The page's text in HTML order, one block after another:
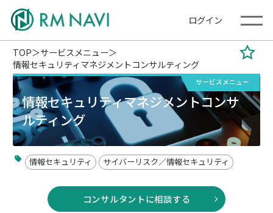
ログイン
TOP
サービスメニュー
情報セキュリティマネジメントコンサルティング
サービスメニュー
情報セキュリティマネジメントコンサ
ルティング
情報セキュリティ サイバーリスク／情報セキュリティ
コンサルタントに相談する